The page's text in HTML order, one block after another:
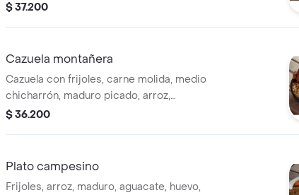
$ 37.200
Cazuela montañera
Cazuela con frijoles, carne molida, medio
chicharrón, maduro picado, arroz,
aguacate y arepa.
$ 36.200
Plato campesino
Frijoles, arroz, maduro, aguacate, huevo,